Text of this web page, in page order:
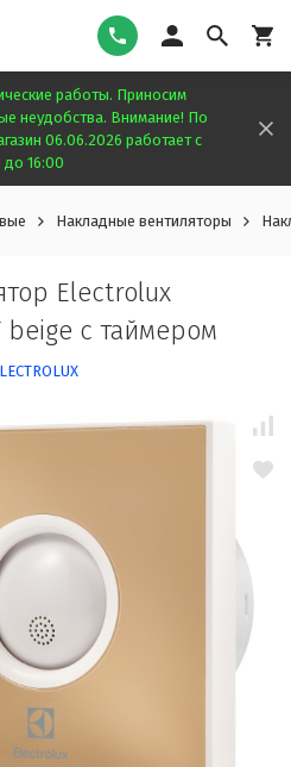
работы. Приносим
неудобства. Внимание! По
06.06.2026 работает с
до 16:00
Накладные вентиляторы
Electrolux
beige с таймером